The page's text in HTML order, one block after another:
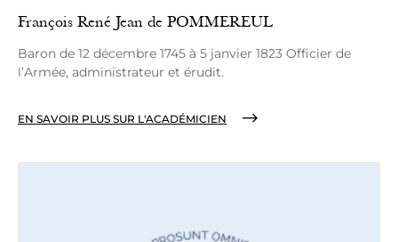
François René Jean de POMMEREUL
Baron de 12 décembre 1745 à 5 janvier 1823 Officier de
l’Armée, administrateur et érudit.
EN SAVOIR PLUS SUR L'ACADÉMICIEN